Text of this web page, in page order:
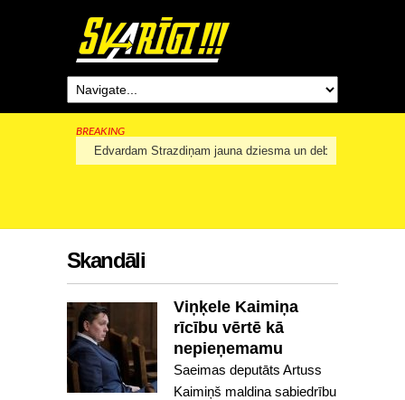
BREAKING
Edvardam Strazdiņam jauna dziesma un debijas albums
Skandāli
Viņķele Kaimiņa
rīcību vērtē kā
nepieņemamu
Saeimas deputāts Artuss
Kaimiņš maldina sabiedrību